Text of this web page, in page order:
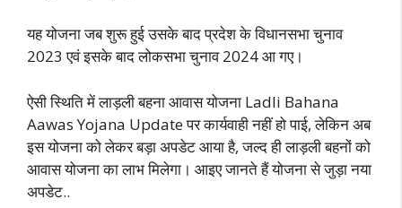
यह योजना जब शुरू हुई उसके बाद प्रदेश के विधानसभा चुनाव
2023 एवं इसके बाद लोकसभा चुनाव 2024 आ गए।
ऐसी स्थिति में लाड़ली बहना आवास योजना Ladli Bahana
Aawas Yojana Update पर कार्यवाही नहीं हो पाई, लेकिन अब
इस योजना को लेकर बड़ा अपडेट आया है, जल्द ही लाड़ली बहनों को
आवास योजना का लाभ मिलेगा। आइए जानते हैं योजना से जुड़ा नया
अपडेट..